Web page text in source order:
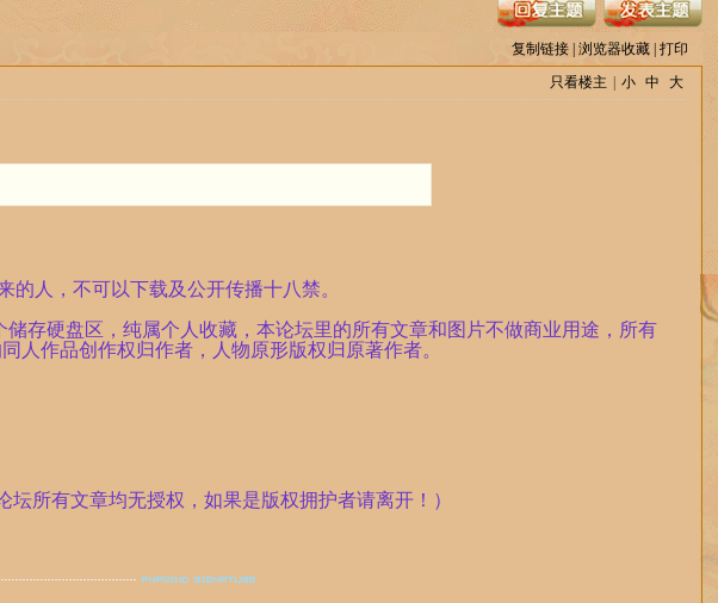
复制链接| 浏览器收藏| 打印
只看楼主 小 中 大
人，不可以下载及公开传播十八禁。
存硬盘区，纯属个人收藏，本论坛里的所有文章和图片不做商业用途，所有
人作品创作权归作者，人物原形版权归原著作者。
所有文章均无授权，如果是版权拥护者请离开！）